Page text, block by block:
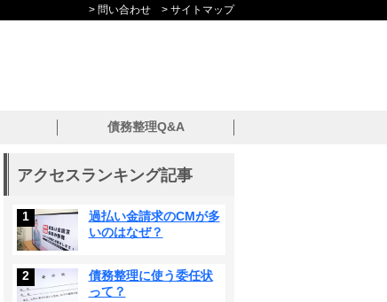
> 問い合わせ > サイトマップ
債務整理Q&A
アクセスランキング記事
1
過払い金請求のCMが多
いのはなぜ？
2
債務整理に使う委任状
って？